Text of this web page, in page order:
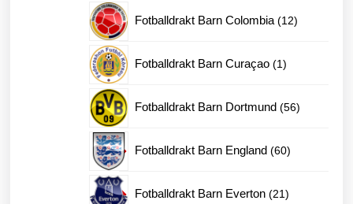
Fotballdrakt Barn Colombia 1212
Fotballdrakt Barn Curaçao 11
Fotballdrakt Barn Dortmund 5656
Fotballdrakt Barn England 6060
Fotballdrakt Barn Everton 2121